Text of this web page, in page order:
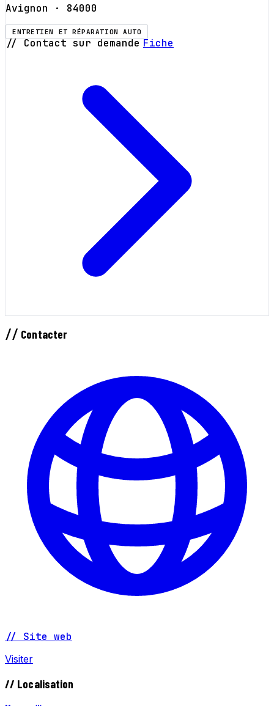
Avignon · 84000
ENTRETIEN ET RÉPARATION AUTO
// Contact sur demande Fiche
// Contacter
// Site web
Visiter
// Localisation